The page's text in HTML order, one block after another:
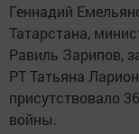
Геннадий
Татарстана,
Равиль Зарипов,
РТ Татьяна
присутствовало
войны.